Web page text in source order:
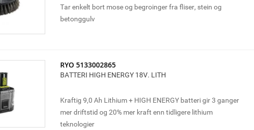
Tar enkelt bort mose og begroinger fra fliser, stein og
betonggulv
RYO 5133002865
BATTERI HIGH ENERGY 18V. LITH
Kraftig 9,0 Ah Lithium + HIGH ENERGY batteri gir 3 ganger
mer driftstid og 20% mer kraft enn tidligere lithium
teknologier